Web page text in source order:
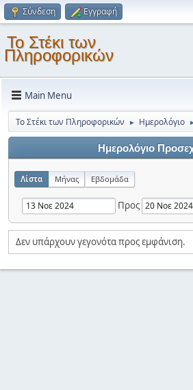
Σύνδεση Εγγραφή
Το Στέκι των
Πληροφορικών
Main Menu
Το Στέκι των Πληροφορικών ► Ημερολόγιο
Ημερολόγιο
Λίστα Μήνας Εβδομάδα
Προς
Δεν υπάρχουν γεγονότα προς εμφάνιση.